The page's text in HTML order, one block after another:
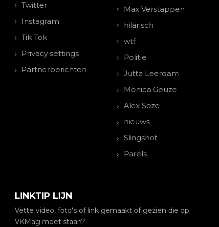
Twitter
Instagram
Tik Tok
Privacy settings
Partnerberichten
Max Verstappen
hilarisch
wtf
Politie
Jutta Leerdam
Monica Geuze
Alex Soze
nieuws
Slingshot
Parels
LINKTIP LIJN
Vette video, foto's of link gemaakt of gezien die op
VKMag moet staan?